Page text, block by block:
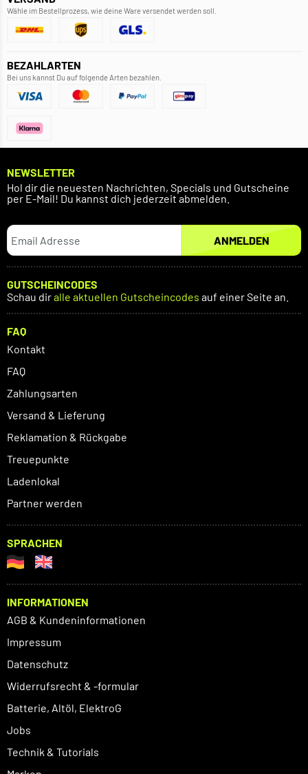
Wähle im Bestellprozess, wie deine Ware versendet werden soll.
BEZAHLARTEN
Bei uns kannst Du auf folgende Arten bezahlen.
NEWSLETTER
Hol dir die neuesten Nachrichten, Specials und Gutscheine
per E-Mail! Du kannst dich jederzeit abmelden.
ANMELDEN
GUTSCHEINCODES
Schau diralle aktuellen Gutscheincodes auf einer Seite an.
FAQ
Kontakt
FAQ
Zahlungsarten
Versand & Lieferung
Reklamation & Rückgabe
Treuepunkte
Ladenlokal
Partner werden
SPRACHEN
INFORMATIONEN
AGB & Kundeninformationen
Impressum
Datenschutz
Widerrufsrecht & -formular
Batterie, Altöl, ElektroG
Jobs
Technik & Tutorials